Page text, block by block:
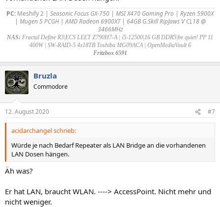
PC: Meshify 2 | Seasonic Focus GX-750 | MSI X470 Gaming Pro | Ryzen 5900X
| Mugen 5 PCGH | AMD Radeon 6900XT | 64GB G.Skill RipJaws V CL18 @
3466MHz
NAS: Fractal Define R3|ECS LEET Z790H7-A | i5-12500|16 GB DDR5|be quiet! PP 11
400W | SW-RAID-5 4x18TB Toshiba MG09ACA | OpenMediaVault 6
Fritzbox 6591
Bruzla
Commodore
12. August 2020 #7
acidarchangel schrieb:
Würde je nach Bedarf Repeater als LAN Bridge an die vorhandenen
LAN Dosen hängen.
Äh was?
Er hat LAN, braucht WLAN. ----> AccessPoint. Nicht mehr und
nicht weniger.